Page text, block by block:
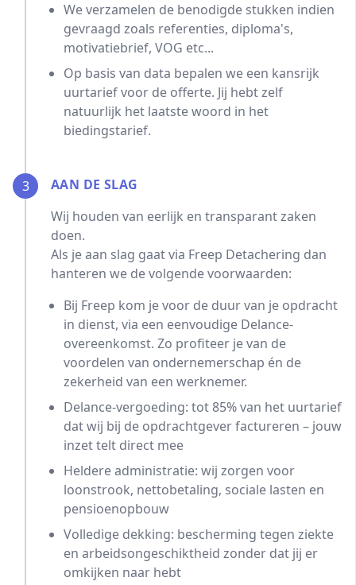
We verzamelen de benodigde stukken indien
gevraagd zoals referenties, diploma's,
motivatiebrief, VOG etc...
Op basis van data bepalen we een kansrijk
uurtarief voor de offerte. Jij hebt zelf
natuurlijk het laatste woord in het
biedingstarief.
3
AAN DE SLAG
Wij houden van eerlijk en transparant zaken
doen.
Als je aan slag gaat via Freep Detachering dan
hanteren we de volgende voorwaarden:
Bij Freep kom je voor de duur van je opdracht
in dienst, via een eenvoudige Delance-
overeenkomst. Zo profiteer je van de
voordelen van ondernemerschap én de
zekerheid van een werknemer.
Delance-vergoeding: tot 85% van het uurtarief
dat wij bij de opdrachtgever factureren – jouw
inzet telt direct mee
Heldere administratie: wij zorgen voor
loonstrook, nettobetaling, sociale lasten en
pensioenopbouw
Volledige dekking: bescherming tegen ziekte
en arbeidsongeschiktheid zonder dat jij er
omkijken naar hebt